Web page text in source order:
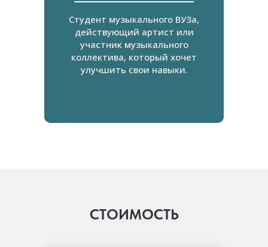
Студент музыкального ВУЗа,
действующий артист или
участник музыкального
коллектива, который хочет
улучшить свои навыки.
УРОВНИ
СТОИМОСТЬ